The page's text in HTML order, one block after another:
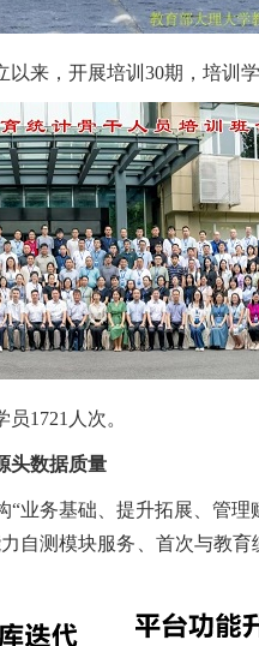
来，开展培训30期，培训学
1721人次。
头数据质量
业务基础、提升拓展、管理
自测模块服务、首次与教